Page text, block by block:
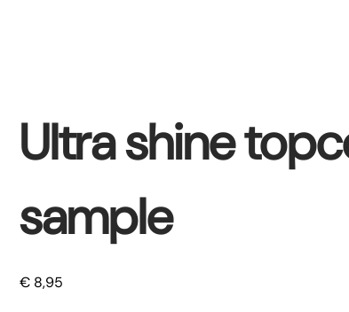
Ultra shine
sample
€ 8,95